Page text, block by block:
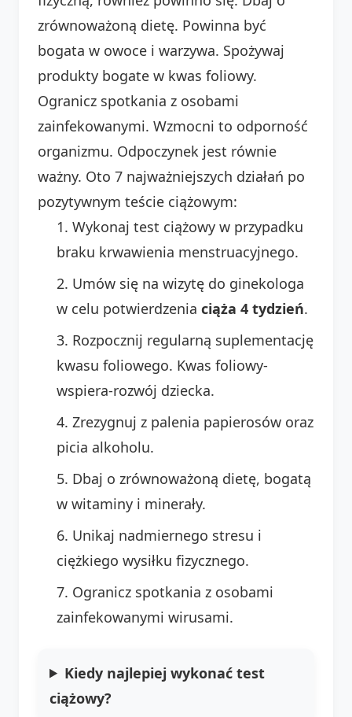
zrównoważoną dietę. Powinna być
bogata w owoce i warzywa. Spożywaj
produkty bogate w kwas foliowy.
Ogranicz spotkania z osobami
zainfekowanymi. Wzmocni to odporność
organizmu. Odpoczynek jest równie
ważny. Oto 7 najważniejszych działań po
pozytywnym teście ciążowym:
Wykonaj test ciążowy w przypadku
braku krwawienia menstruacyjnego.
Umów się na wizytę do ginekologa
w celu potwierdzenia ciąża 4 tydzień.
Rozpocznij regularną suplementację
kwasu foliowego. Kwas foliowy-
wspiera-rozwój dziecka.
Zrezygnuj z palenia papierosów oraz
picia alkoholu.
Dbaj o zrównoważoną dietę, bogatą
w witaminy i minerały.
Unikaj nadmiernego stresu i
ciężkiego wysiłku fizycznego.
Ogranicz spotkania z osobami
zainfekowanymi wirusami.
Kiedy najlepiej wykonać test
ciążowy?